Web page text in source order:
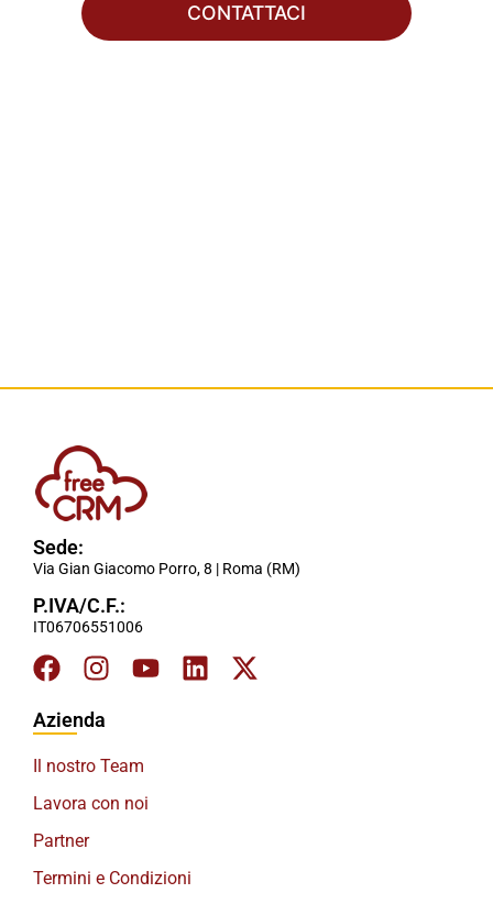
Sede:
Via Gian Giacomo Porro, 8 | Roma (RM)
P.IVA/C.F.:
IT06706551006
Azienda
Il nostro Team
Lavora con noi
Partner
Termini e Condizioni